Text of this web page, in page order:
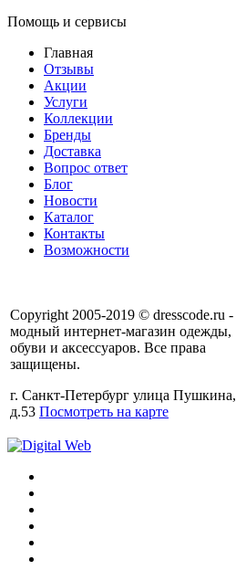
Помощь и сервисы
Главная
Отзывы
Акции
Услуги
Коллекции
Бренды
Доставка
Вопрос ответ
Блог
Новости
Каталог
Контакты
Возможности
Copyright 2005-2019 © dresscode.ru -
модный интернет-магазин одежды,
обуви и аксессуаров. Все права
защищены.
г. Санкт-Петербург улица Пушкина,
д.53 Посмотреть на карте